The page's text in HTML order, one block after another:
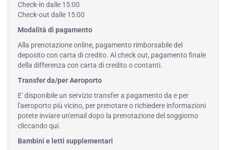
Check-in dalle 15:00
Check-out dalle 15:00
Modalità di pagamento
Alla prenotazione online, pagamento rimborsabile del
deposito con carta di credito. Al check out, pagamento finale
della differenza con carta di credito o contanti.
Transfer da/per Aeroporto
E' disponibile un servizio transfer a pagamento da e per
l'aeroporto più vicino, per prenotare o richiedere informazioni
potete inviare un'email dopo la prenotazione del soggiorno
cliccando qui.
Bambini e letti supplementari